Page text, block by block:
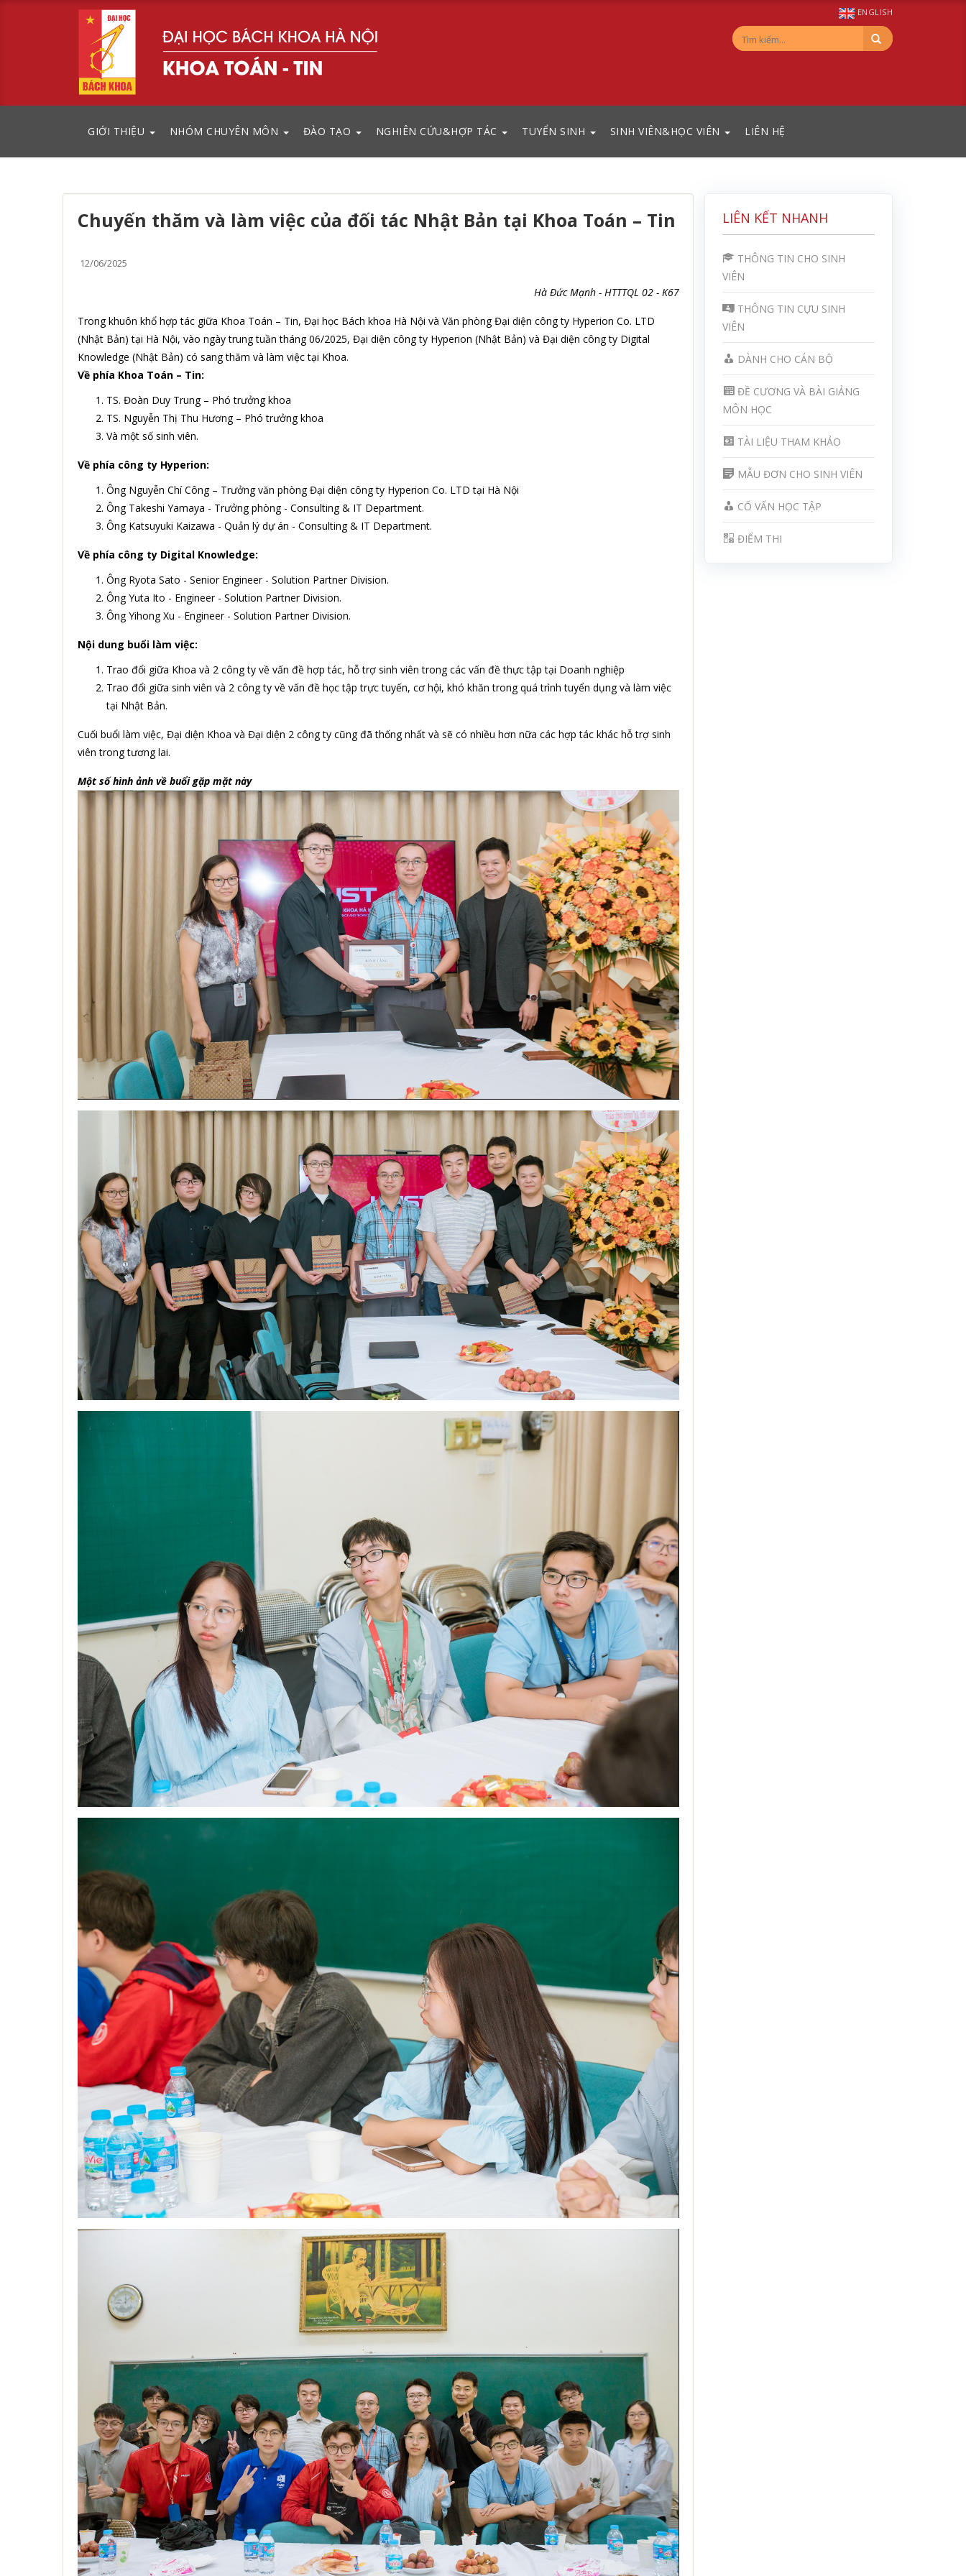
ENGLISH
GIỚI THIỆU NHÓM CHUYÊN MÔN ĐÀO TẠO NGHIÊN CỨU&HỢP TÁC TUYỂN SINH SINH VIÊN&HỌC VIÊN LIÊN HỆ
LIÊN KẾT NHANH
THÔNG TIN CHO SINH
VIÊN
THÔNG TIN CỰU SINH
VIÊN
DÀNH CHO CÁN BỘ
ĐỀ CƯƠNG VÀ BÀI GIẢNG
MÔN HỌC
TÀI LIỆU THAM KHẢO
MẪU ĐƠN CHO SINH VIÊN
CỐ VẤN HỌC TẬP
ĐIỂM THI
Chuyến thăm và làm việc của đối tác Nhật Bản tại Khoa Toán – Tin
12/06/2025
Hà Đức Mạnh - HTTTQL 02 - K67
Trong khuôn khổ hợp tác giữa Khoa Toán – Tin, Đại học Bách khoa Hà Nội và Văn phòng Đại diện công ty Hyperion Co. LTD
(Nhật Bản) tại Hà Nội, vào ngày trung tuần tháng 06/2025, Đại diện công ty Hyperion (Nhật Bản) và Đại diện công ty Digital
Knowledge (Nhật Bản) có sang thăm và làm việc tại Khoa.
Về phía Khoa Toán – Tin:
TS. Đoàn Duy Trung – Phó trưởng khoa
TS. Nguyễn Thị Thu Hương – Phó trưởng khoa
Và một số sinh viên.
Về phía công ty Hyperion:
Ông Nguyễn Chí Công – Trưởng văn phòng Đại diện công ty Hyperion Co. LTD tại Hà Nội
Ông Takeshi Yamaya - Trưởng phòng - Consulting & IT Department.
Ông Katsuyuki Kaizawa - Quản lý dự án - Consulting & IT Department.
Về phía công ty Digital Knowledge:
Ông Ryota Sato - Senior Engineer - Solution Partner Division.
Ông Yuta Ito - Engineer - Solution Partner Division.
Ông Yihong Xu - Engineer - Solution Partner Division.
Nội dung buổi làm việc:
Trao đổi giữa Khoa và 2 công ty về vấn đề hợp tác, hỗ trợ sinh viên trong các vấn đề thực tập tại Doanh nghiệp
Trao đổi giữa sinh viên và 2 công ty về vấn đề học tập trực tuyến, cơ hội, khó khăn trong quá trình tuyển dụng và làm việc
tại Nhật Bản.
Cuối buổi làm việc, Đại diện Khoa và Đại diện 2 công ty cũng đã thống nhất và sẽ có nhiều hơn nữa các hợp tác khác hỗ trợ sinh
viên trong tương lai.
Một số hình ảnh về buổi gặp mặt này